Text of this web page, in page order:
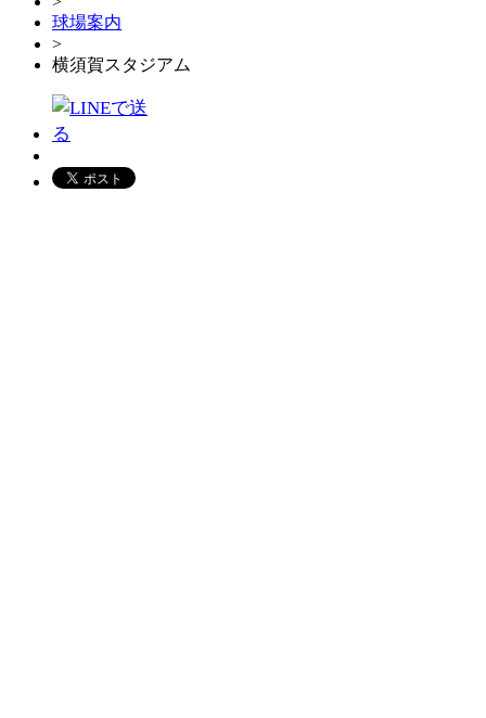
球場案内
>
横須賀スタジアム